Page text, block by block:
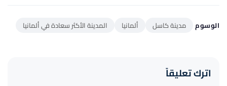
الوسوم مدينة كاسل ألمانيا المدينة الأكثر سعادة في ألمانيا
اترك تعليقاً